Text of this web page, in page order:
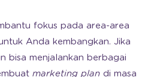
fokus pada area-area
Anda kembangkan. Jika
bisa menjalankan berbagai
marketing plan di masa